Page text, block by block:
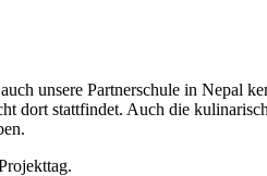
unsere Partnerschule in Nepal
dort stattfindet. Auch die